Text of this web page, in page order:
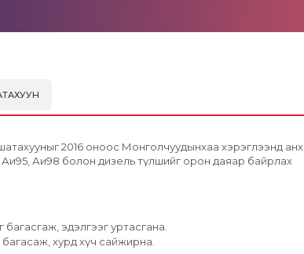
2016 оноос Монголчуудынхаа хэрэглээнд анх
Аи95, Аи98 болон дизель түлшийг орон даяар байрлах
эдэлгээг уртасгана.
багасаж, хурд хүч сайжирна.